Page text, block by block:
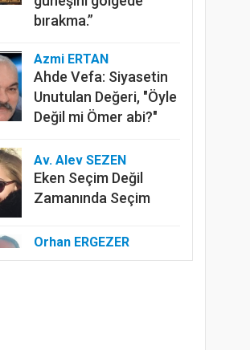
bırakma.”
Azmi ERTAN
Ahde Vefa: Siyasetin
Unutulan Değeri, "Öyle
Değil mi Ömer abi?"
Av. Alev SEZEN
Eken Seçim Değil
Zamanında Seçim
Orhan ERGEZER
Kelimelerle Başlayan